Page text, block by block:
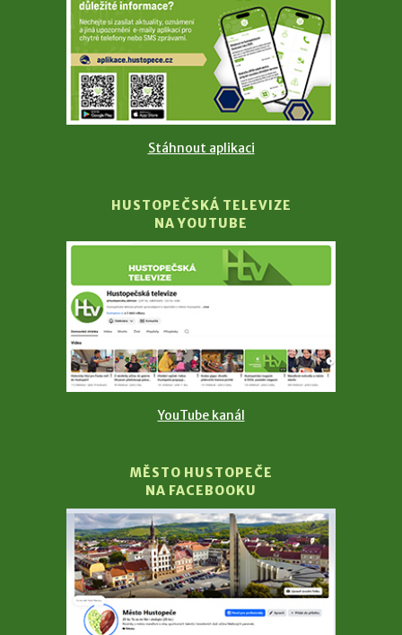
Stáhnout aplikaci
HUSTOPEČSKÁ TELEVIZE
NA YOUTUBE
YouTube kanál
MĚSTO HUSTOPEČE
NA FACEBOOKU